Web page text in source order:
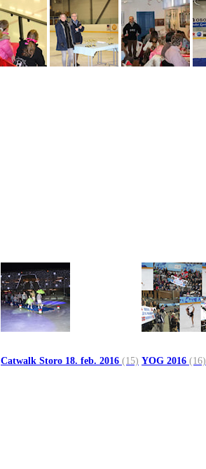
Catwalk Storo 18. feb. 2016 (15) YOG 2016 (16)